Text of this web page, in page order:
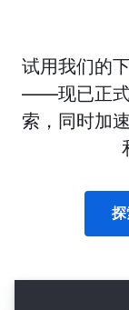
试用我们的
——现已正式
索，同时加
探